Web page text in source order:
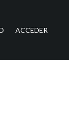
ACCEDER